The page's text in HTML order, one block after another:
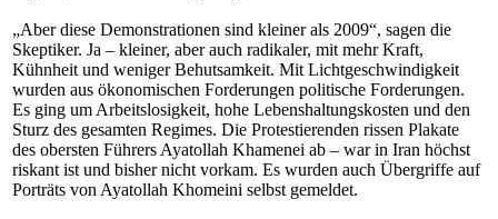
„Aber diese Demonstrationen sind kleiner als 2009“, sagen die
Skeptiker. Ja – kleiner, aber auch radikaler, mit mehr Kraft,
Kühnheit und weniger Behutsamkeit. Mit Lichtgeschwindigkeit
wurden aus ökonomischen Forderungen politische Forderungen.
Es ging um Arbeitslosigkeit, hohe Lebenshaltungskosten und den
Sturz des gesamten Regimes. Die Protestierenden rissen Plakate
des obersten Führers Ayatollah Khamenei ab – war in Iran höchst
riskant ist und bisher nicht vorkam. Es wurden auch Übergriffe auf
Porträts von Ayatollah Khomeini selbst gemeldet.